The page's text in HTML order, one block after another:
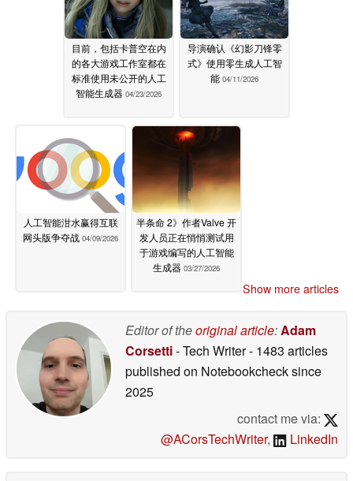
目前，包括卡普空在内
的各大游戏工作室都在
标准使用未公开的人工
智能生成器 04/23/2026
导演确认《幻影刀锋零
式》使用零生成人工智
能 04/11/2026
人工智能泔水赢得互联
网头版争夺战 04/09/2026
半条命 2》作者Valve 开
发人员正在悄悄测试用
于游戏编写的人工智能
生成器 03/27/2026
Show more articles
Editor of theoriginal article:Adam
Corsetti- Tech Writer- 1483 articles
published on Notebookchecksince
2025
contact me via:
@ACorsTechWriter, LinkedIn